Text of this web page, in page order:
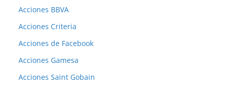
Acciones BBVA
Acciones Criteria
Acciones de Facebook
Acciones Gamesa
Acciones Saint Gobain